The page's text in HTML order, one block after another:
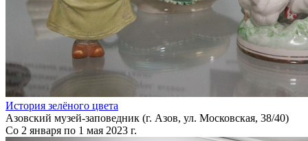
История зелёного цвета
Азовский музей-заповедник (г. Азов, ул. Московская, 38/40)
Со 2 января по 1 мая 2023 г.